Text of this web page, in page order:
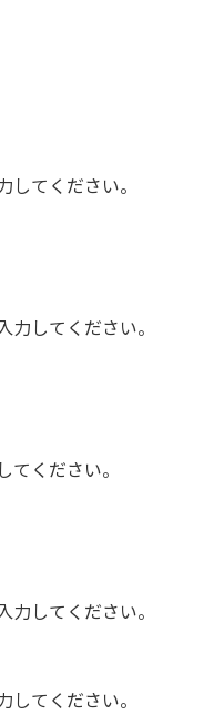
してください。
力してください。
てください。
力してください。
してください。